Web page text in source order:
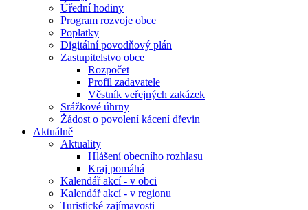
Úřední hodiny
Program rozvoje obce
Poplatky
Digitální povodňový plán
Zastupitelstvo obce
Rozpočet
Profil zadavatele
Věstník veřejných zakázek
Srážkové úhrny
Žádost o povolení kácení dřevin
Aktuálně
Aktuality
Hlášení obecního rozhlasu
Kraj pomáhá
Kalendář akcí - v obci
Kalendář akcí - v regionu
Turistické zajímavosti